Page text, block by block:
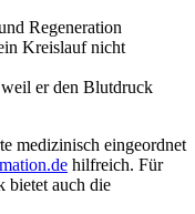
Regeneration
Kreislauf nicht
er den Blutdruck
medizinisch eingeordnet
hilfreich. Für
bietet auch die